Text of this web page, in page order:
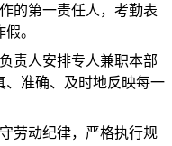
的第一责任人，考勤表
。
责人安排专人兼职本部
、准确、及时地反映每一
劳动纪律，严格执行规